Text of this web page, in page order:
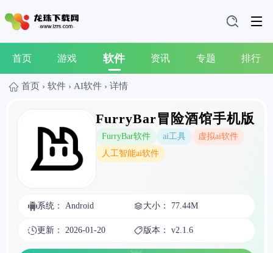
首页 游戏 软件 资讯 专题 排行
首页 › 软件 › AI软件 › 详情
FurryBar冒险酒馆手机版
FurryBar软件 ai工具
虚拟ai软件
人工智能ai软件
系统： Android 大小： 77.44M
更新： 2026-01-20 版本： v2.1.6